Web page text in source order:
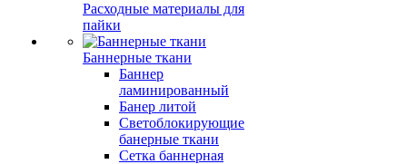
Расходные материалы для
пайки
Баннерные ткани
Баннер
ламинированный
Банер литой
Светоблокирующие
банерные ткани
Сетка баннерная